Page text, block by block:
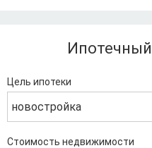
Цель ипотеки
новостройка
Стоимость недвижимости